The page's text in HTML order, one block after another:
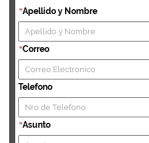
*Apellido y Nombre
*Correo
Telefono
*Asunto